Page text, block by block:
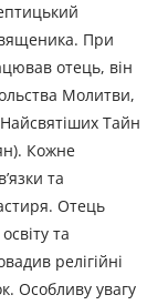
При
отець, він
Молитви,
Тайн
Кожне
та
Отець
та
релігійні
Особливу увагу